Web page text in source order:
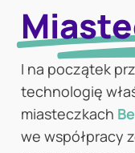
I na początek
technologię
miasteczkach
we współpracy